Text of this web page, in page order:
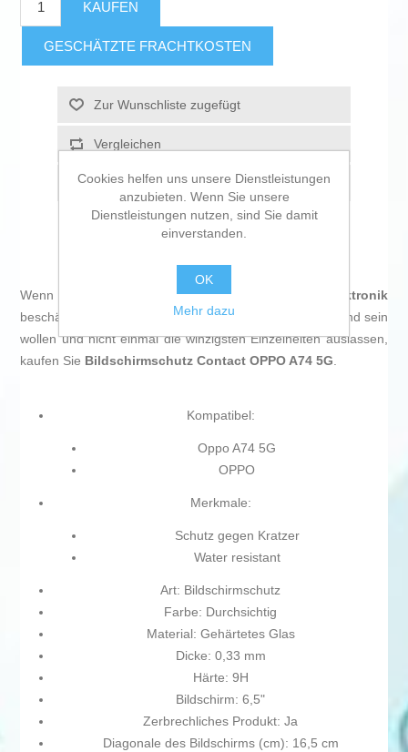
KAUFEN
GESCHÄTZTE FRACHTKOSTEN
Zur Wunschliste zugefügt
Vergleichen
Empfehlen
Wenn Sie sich leidenschaftlich mit
IT und Elektronik
beschäftigen, mit der Technologie auf dem neuesten Stand sein
wollen und nicht einmal die winzigsten Einzelheiten auslassen,
kaufen Sie Bildschirmschutz Contact OPPO A74 5G.
Kompatibel:
Oppo A74 5G
OPPO
Merkmale:
Schutz gegen Kratzer
Water resistant
Art: Bildschirmschutz
Farbe: Durchsichtig
Material: Gehärtetes Glas
Dicke: 0,33 mm
Härte: 9H
Bildschirm: 6,5"
Zerbrechliches Produkt: Ja
Diagonale des Bildschirms (cm): 16,5 cm
Cookies helfen uns unsere Dienstleistungen
anzubieten. Wenn Sie unsere
Dienstleistungen nutzen, sind Sie damit
einverstanden.
OK
Mehr dazu